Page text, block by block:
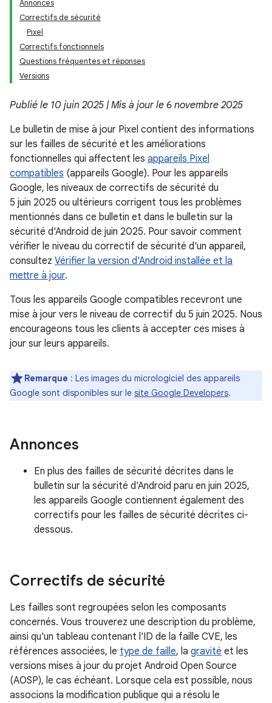
Annonces
Correctifs de sécurité
Pixel
Correctifs fonctionnels
Questions fréquentes et réponses
Versions
Publié le 10 juin 2025 | Mis à jour le 6 novembre 2025
Le bulletin de mise à jour Pixel contient des informations
sur les failles de sécurité et les améliorations
fonctionnelles qui affectent les appareils Pixel
compatibles (appareils Google). Pour les appareils
Google, les niveaux de correctifs de sécurité du
5 juin 2025 ou ultérieurs corrigent tous les problèmes
mentionnés dans ce bulletin et dans le bulletin sur la
sécurité d'Android de juin 2025. Pour savoir comment
vérifier le niveau du correctif de sécurité d'un appareil,
consultez Vérifier la version d'Android installée et la
mettre à jour.
Tous les appareils Google compatibles recevront une
mise à jour vers le niveau de correctif du 5 juin 2025. Nous
encourageons tous les clients à accepter ces mises à
jour sur leurs appareils.
Remarque : Les images du micrologiciel des appareils
Google sont disponibles sur le site Google Developers.
Annonces
En plus des failles de sécurité décrites dans le
bulletin sur la sécurité d'Android paru en juin 2025,
les appareils Google contiennent également des
correctifs pour les failles de sécurité décrites ci-
dessous.
Correctifs de sécurité
Les failles sont regroupées selon les composants
concernés. Vous trouverez une description du problème,
ainsi qu'un tableau contenant l'ID de la faille CVE, les
références associées, le type de faille, la gravité et les
versions mises à jour du projet Android Open Source
(AOSP), le cas échéant. Lorsque cela est possible, nous
associons la modification publique qui a résolu le